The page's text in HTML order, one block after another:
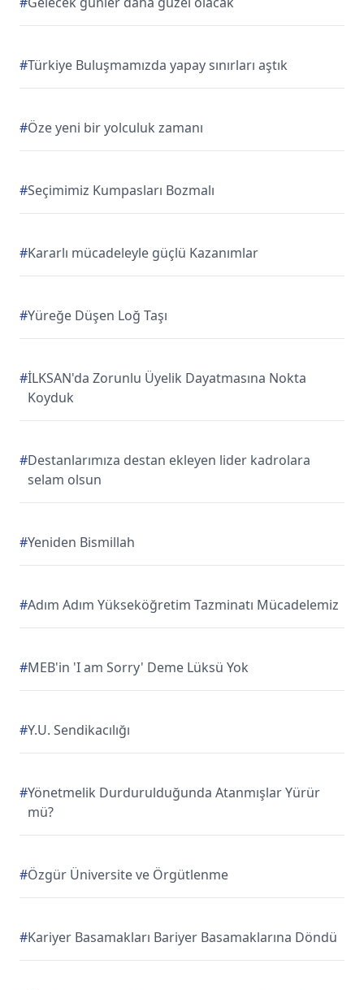
#Türkiye Buluşmamızda yapay sınırları aştık
#Öze yeni bir yolculuk zamanı
#Seçimimiz Kumpasları Bozmalı
#Kararlı mücadeleyle güçlü Kazanımlar
#Yüreğe Düşen Loğ Taşı
#İLKSAN'da Zorunlu Üyelik Dayatmasına Nokta
Koyduk
#Destanlarımıza destan ekleyen lider kadrolara
selam olsun
#Yeniden Bismillah
#Adım Adım Yükseköğretim Tazminatı Mücadelemiz
#MEB'in 'I am Sorry' Deme Lüksü Yok
#Y.U. Sendikacılığı
#Yönetmelik Durdurulduğunda Atanmışlar Yürür
mü?
#Özgür Üniversite ve Örgütlenme
#Kariyer Basamakları Bariyer Basamaklarına Döndü